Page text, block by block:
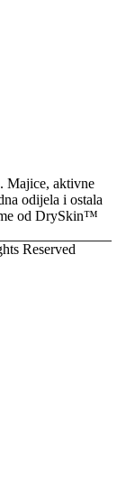
Majice, aktivne
odijela i ostala
od DrySkin™
Reserved